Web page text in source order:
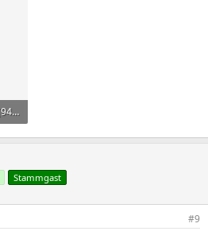
Portugal im September 2008 (94).jpg
Stammgast
#9